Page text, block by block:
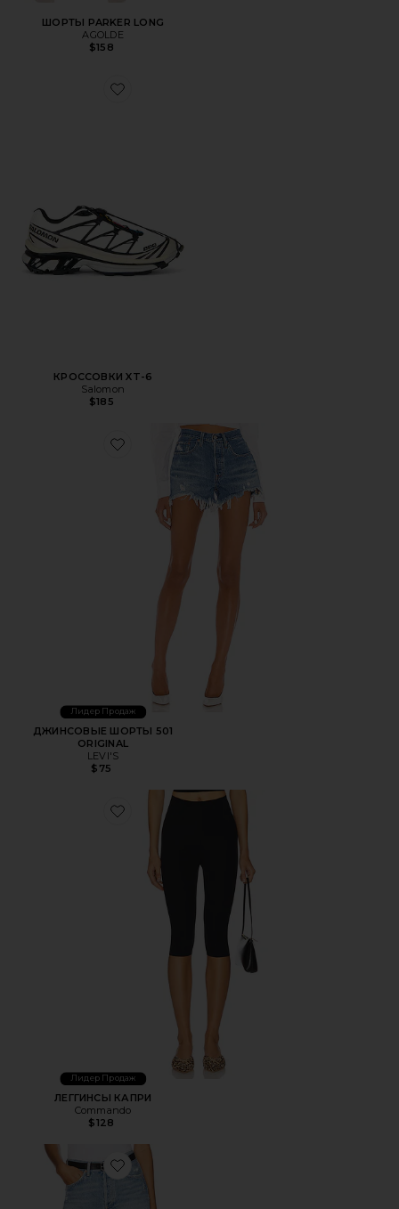
ШОРТЫ PARKER LONG
AGOLDE
$158
Favorite КРОССОВКИ XT-6
КРОССОВКИ XT-6
Salomon
$185
Favorite ДЖИНСОВЫЕ ШОРТЫ 501 ORIGINAL
Лидер Продаж
ДЖИНСОВЫЕ ШОРТЫ 501
ORIGINAL
LEVI'S
$75
Favorite ЛЕГГИНСЫ КАПРИ
Лидер Продаж
ЛЕГГИНСЫ КАПРИ
Commando
$128
Favorite КЛАССИЧЕСКИЕ ОБРЕЗАННЫЕ ШОРТЫ